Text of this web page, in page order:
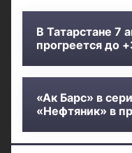
В Татарстане 7
прогреется до
«Ак Барс» в
«Нефтяник» в